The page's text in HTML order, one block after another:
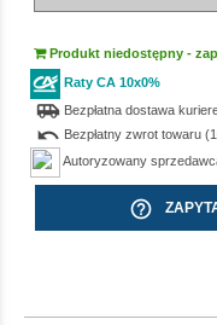
Produkt niedostępny -
Raty CA 10x0%
airport_shuttleBezpłatna dostawa
undo Bezpłatny zwrot towaru
Autoryzowany
help_outline